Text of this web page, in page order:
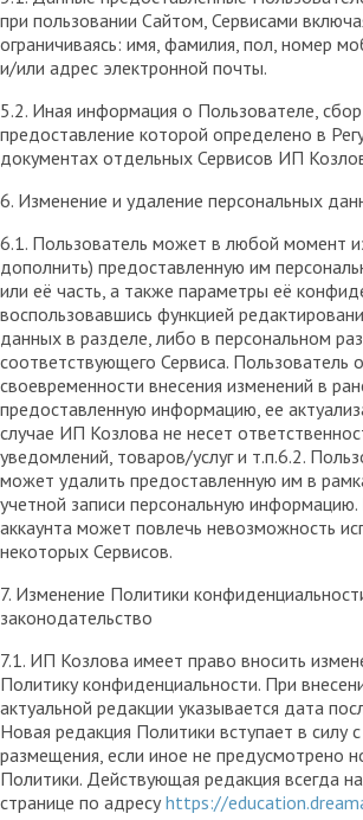
при пользовании Сайтом, Сервисами
ограничиваясь: имя, фамилия, пол, номер
и/или адрес электронной почты.
5.2. Иная информация о Пользователе,
предоставление которой определено в
документах отдельных Сервисов ИП
6. Изменение и удаление персональных
6.1. Пользователь может в любой момент
дополнить) предоставленную им
или её часть, а также параметры её
воспользовавшись функцией
данных в разделе, либо в персональном
соответствующего Сервиса. Пользователь
своевременности внесения изменений в
предоставленную информацию, ее
случае ИП Козлова не несет
уведомлений, товаров/услуг и т.п.6.2.
может удалить предоставленную им в
учетной записи персональную
аккаунта может повлечь невозможность
некоторых Сервисов.
7. Изменение Политики
законодательство
7.1. ИП Козлова имеет право вносить
Политику конфиденциальности. При
актуальной редакции указывается дата
Новая редакция Политики вступает в силу
размещения, если иное не предусмотрено
Политики. Действующая редакция всегда
странице по адресуhttps://